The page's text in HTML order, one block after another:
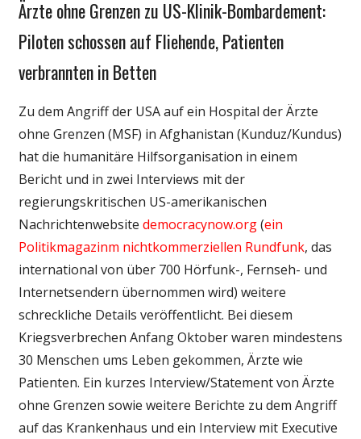
Gesellschaft
Wissenschaft
Ärzte ohne Grenzen zu US-Klinik-Bombardement:
Piloten schossen auf Fliehende, Patienten
verbrannten in Betten
Zu dem Angriff der USA auf ein Hospital der Ärzte
ohne Grenzen (MSF) in Afghanistan (Kunduz/Kundus)
hat die humanitäre Hilfsorganisation in einem
Bericht und in zwei Interviews mit der
regierungskritischen US-amerikanischen
Nachrichtenwebsite democracynow.org(ein
Politikmagazinm nichtkommerziellen Rundfunk, das
international von über 700 Hörfunk-, Fernseh- und
Internetsendern übernommen wird) weitere
schreckliche Details veröffentlicht. Bei diesem
Kriegsverbrechen Anfang Oktober waren mindestens
30 Menschen ums Leben gekommen, Ärzte wie
Patienten. Ein kurzes Interview/Statement von Ärzte
ohne Grenzen sowie weitere Berichte zu dem Angriff
auf das Krankenhaus und ein Interview mit Executive